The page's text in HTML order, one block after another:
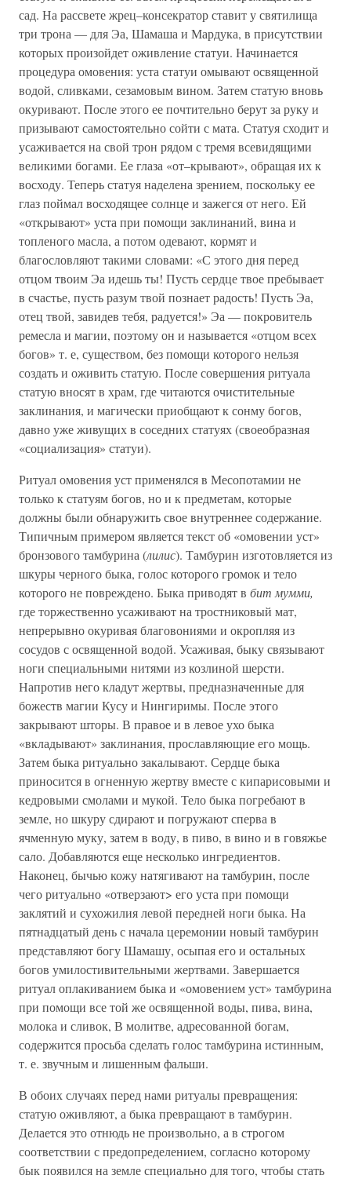
сад. На рассвете жрец–консекратор ставит у святилища
три трона — для Эа, Шамаша и Мардука, в присутствии
которых произойдет оживление статуи. Начинается
процедура омовения: уста статуи омывают освященной
водой, сливками, сезамовым вином. Затем статую вновь
окуривают. После этого ее почтительно берут за руку и
призывают самостоятельно сойти с мата. Статуя сходит и
усаживается на свой трон рядом с тремя всевидящими
великими богами. Ее глаза «от–крывают», обращая их к
восходу. Теперь статуя наделена зрением, поскольку ее
глаз поймал восходящее солнце и зажегся от него. Ей
«открывают» уста при помощи заклинаний, вина и
топленого масла, а потом одевают, кормят и
благословляют такими словами: «С этого дня перед
отцом твоим Эа идешь ты! Пусть сердце твое пребывает
в счастье, пусть разум твой познает радость! Пусть Эа,
отец твой, завидев тебя, радуется!» Эа — покровитель
ремесла и магии, поэтому он и называется «отцом всех
богов» т. е, существом, без помощи которого нельзя
создать и оживить статую. После совершения ритуала
статую вносят в храм, где читаются очистительные
заклинания, и магически приобщают к сонму богов,
давно уже живущих в соседних статуях (своеобразная
«социализация» статуи).
Ритуал омовения уст применялся в Месопотамии не
только к статуям богов, но и к предметам, которые
должны были обнаружить свое внутреннее содержание.
Типичным примером является текст об «омовении уст»
бронзового тамбурина (лилис). Тамбурин изготовляется из
шкуры черного быка, голос которого громок и тело
которого не повреждено. Быка приводят в бит мумми,
где торжественно усаживают на тростниковый мат,
непрерывно окуривая благовониями и окропляя из
сосудов с освященной водой. Усаживая, быку связывают
ноги специальными нитями из козлиной шерсти.
Напротив него кладут жертвы, предназначенные для
божеств магии Кусу и Нингиримы. После этого
закрывают шторы. В правое и в левое ухо быка
«вкладывают» заклинания, прославляющие его мощь.
Затем быка ритуально закалывают. Сердце быка
приносится в огненную жертву вместе с кипарисовыми и
кедровыми смолами и мукой. Тело быка погребают в
земле, но шкуру сдирают и погружают сперва в
ячменную муку, затем в воду, в пиво, в вино и в говяжье
сало. Добавляются еще несколько ингредиентов.
Наконец, бычью кожу натягивают на тамбурин, после
чего ритуально «отверзают> его уста при помощи
заклятий и сухожилия левой передней ноги быка. На
пятнадцатый день с начала церемонии новый тамбурин
представляют богу Шамашу, осыпая его и остальных
богов умилостивительными жертвами. Завершается
ритуал оплакиванием быка и «омовением уст» тамбурина
при помощи все той же освященной воды, пива, вина,
молока и сливок, В молитве, адресованной богам,
содержится просьба сделать голос тамбурина истинным,
т. е. звучным и лишенным фальши.
В обоих случаях перед нами ритуалы превращения:
статую оживляют, а быка превращают в тамбурин.
Делается это отнюдь не произвольно, а в строгом
соответствии с предопределением, согласно которому
бык появился на земле специально для того, чтобы стать